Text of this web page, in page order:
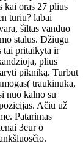
kai oras 27 plius
turiu? labai
šiltas vanduo
stalus. Džiugu
tai pritaikyta ir
plius
pikniką. Turbūt
traukinuka,
nuo kalno su
Ačiū už
Patarimas
3eur o